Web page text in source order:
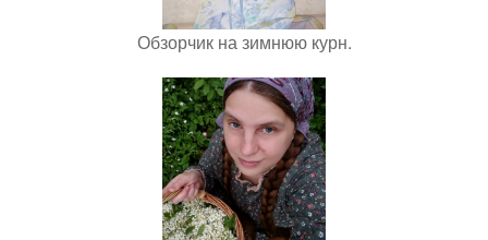
Обзорчик на зимнюю курн.